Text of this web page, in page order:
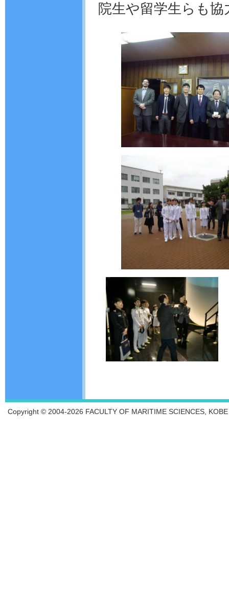
院生や留学生らも
Copyright © 2004-2026 FACULTY OF MARITIME SCIENCES,